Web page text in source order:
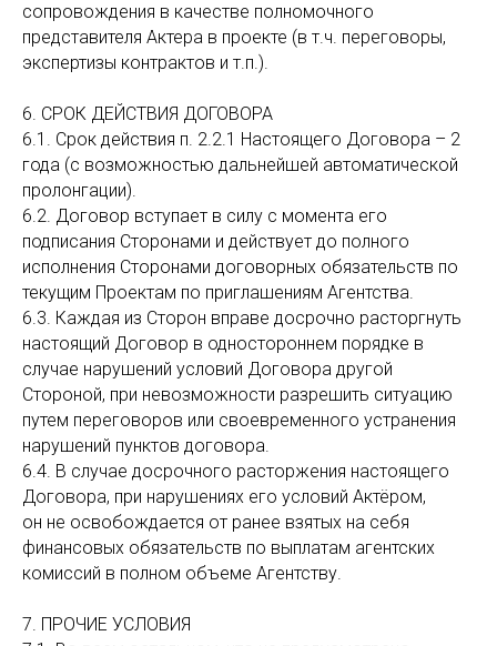
сопровождения в качестве полномочного
представителя Актера в проекте (в т.ч. переговоры,
экспертизы контрактов и т.п.).
6. СРОК ДЕЙСТВИЯ ДОГОВОРА
6.1. Срок действия п. 2.2.1 Настоящего Договора – 2
года (с возможностью дальнейшей автоматической
пролонгации).
6.2. Договор вступает в силу с момента его
подписания Сторонами и действует до полного
исполнения Сторонами договорных обязательств по
текущим Проектам по приглашениям Агентства.
6.3. Каждая из Сторон вправе досрочно расторгнуть
настоящий Договор в одностороннем порядке в
случае нарушений условий Договора другой
Стороной, при невозможности разрешить ситуацию
путем переговоров или своевременного устранения
нарушений пунктов договора.
6.4. В случае досрочного расторжения настоящего
Договора, при нарушениях его условий Актёром,
он не освобождается от ранее взятых на себя
финансовых обязательств по выплатам агентских
комиссий в полном объеме Агентству.
7. ПРОЧИЕ УСЛОВИЯ